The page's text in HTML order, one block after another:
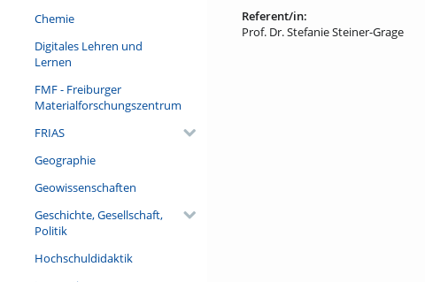
Chemie
Digitales Lehren und
Lernen
FMF - Freiburger
Materialforschungszentrum
FRIAS
Geographie
Geowissenschaften
Geschichte, Gesellschaft,
Politik
Hochschuldidaktik
Referent/in:
Prof. Dr. Stefanie Steiner-Grage